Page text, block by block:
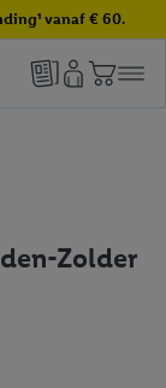
vanaf € 60.
Zolder